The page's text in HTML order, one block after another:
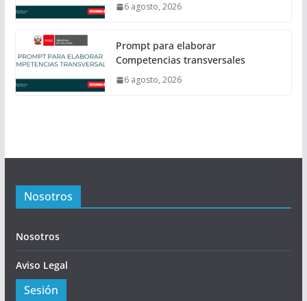
6 agosto, 2026
Prompt para elaborar
Competencias transversales
6 agosto, 2026
Nosotros
Nosotros
Aviso Legal
Sesión